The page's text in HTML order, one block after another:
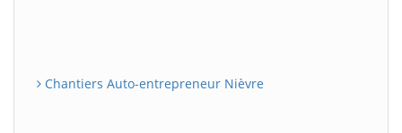
Chantiers Auto-entrepreneur Nièvre